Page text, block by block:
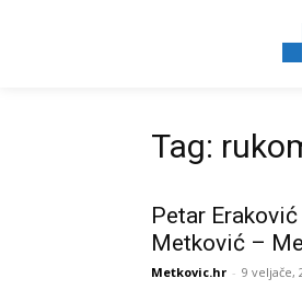
Tag:
Petar
Metković –
Metkovic.hr - 9 veljače,